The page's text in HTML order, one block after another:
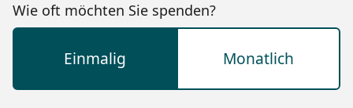
Wie oft möchten Sie spenden?
Einmalig Monatlich